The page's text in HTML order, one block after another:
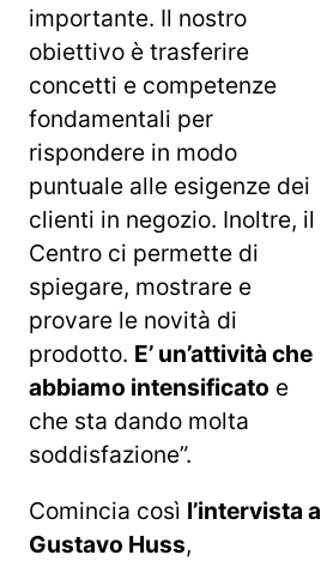
importante. Il nostro
obiettivo è trasferire
concetti e competenze
fondamentali per
rispondere in modo
puntuale alle esigenze dei
clienti in negozio. Inoltre, il
Centro ci permette di
spiegare, mostrare e
provare le novità di
prodotto. E’ un’attività che
abbiamo intensificato e
che sta dando molta
soddisfazione”.
Comincia così l’intervista a
Gustavo Huss,